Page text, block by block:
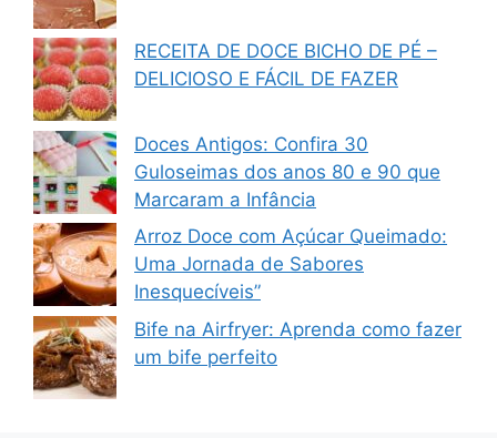
RECEITA DE DOCE BICHO DE PÉ –
DELICIOSO E FÁCIL DE FAZER
Doces Antigos: Confira 30
Guloseimas dos anos 80 e 90 que
Marcaram a Infância
Arroz Doce com Açúcar Queimado:
Uma Jornada de Sabores
Inesquecíveis”
Bife na Airfryer: Aprenda como fazer
um bife perfeito